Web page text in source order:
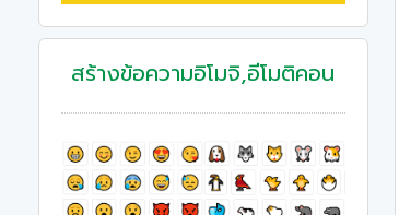
สร้างข้อความอิโมจิ,อีโมติคอน